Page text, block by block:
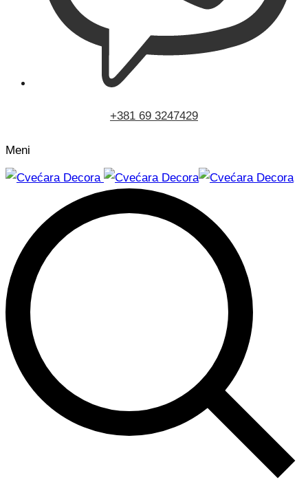
+381 69 3247429
Meni